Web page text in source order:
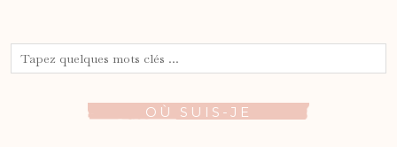
OÙ SUIS-JE